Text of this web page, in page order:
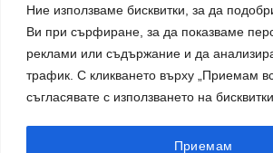
Ние използваме бисквитки, за да
Ви при сърфиране, за да показваме
реклами или съдържание и да
трафик. С кликването върху „Приемам
съгласявате с използването на
Приемам
изпращат поръчки.
Направените поръчки в този
се изпращат от17-ти Август
тяхното получаване.
Благодарим за разбирането и
извиняваме за причиненото